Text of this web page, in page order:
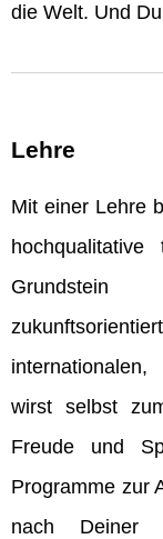
die Welt. Und
Lehre
Mit einer Lehre
wirst selbst
Freude und
Programme zur
nach Deiner